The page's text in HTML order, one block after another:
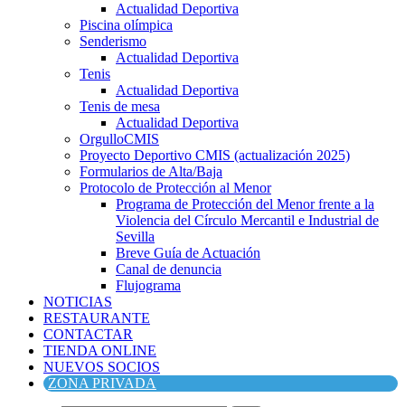
Actualidad Deportiva
Piscina olímpica
Senderismo
Actualidad Deportiva
Tenis
Actualidad Deportiva
Tenis de mesa
Actualidad Deportiva
OrgulloCMIS
Proyecto Deportivo CMIS (actualización 2025)
Formularios de Alta/Baja
Protocolo de Protección al Menor
Programa de Protección del Menor frente a la
Violencia del Círculo Mercantil e Industrial de
Sevilla
Breve Guía de Actuación
Canal de denuncia
Flujograma
NOTICIAS
RESTAURANTE
CONTACTAR
TIENDA ONLINE
NUEVOS SOCIOS
ZONA PRIVADA